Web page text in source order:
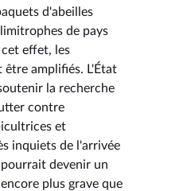
d'abeilles
de pays
effet, les
amplifiés. L'État
la recherche
contre
et
inquiets de l'arrivée
devenir un
plus grave que